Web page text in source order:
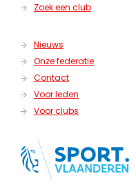
Zoek een club
Nieuws
Onze federatie
Contact
Voor leden
Voor clubs